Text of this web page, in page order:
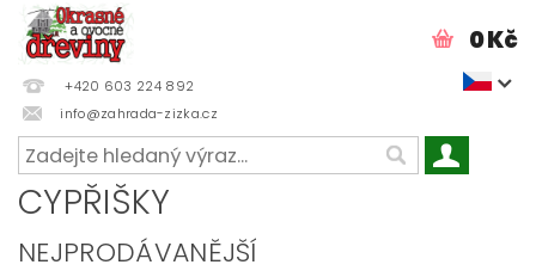
+420 603 224 892
info@zahrada-zizka.cz
0 Kč
CYPŘIŠKY
NEJPRODÁVANĚJŠÍ